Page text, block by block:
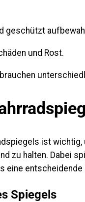
geschützt
und Rost.
ist
zu halten. Dabei
eine entscheidende
Spiegels